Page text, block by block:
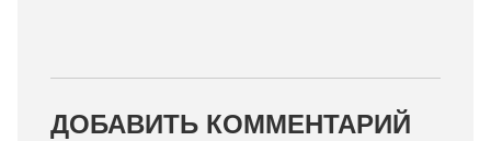
ДОБАВИТЬ КОММЕНТАРИЙ